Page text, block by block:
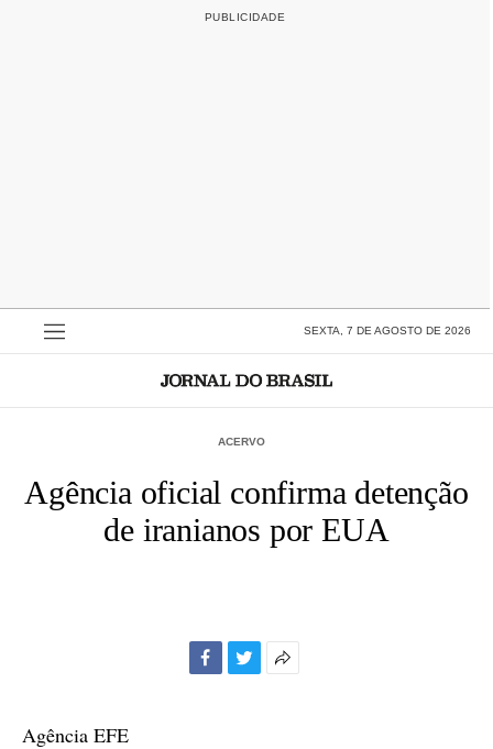
SEXTA, 7 DE AGOSTO DE 2026
ACERVO
Agência oficial confirma detenção
de iranianos por EUA
Agência EFE